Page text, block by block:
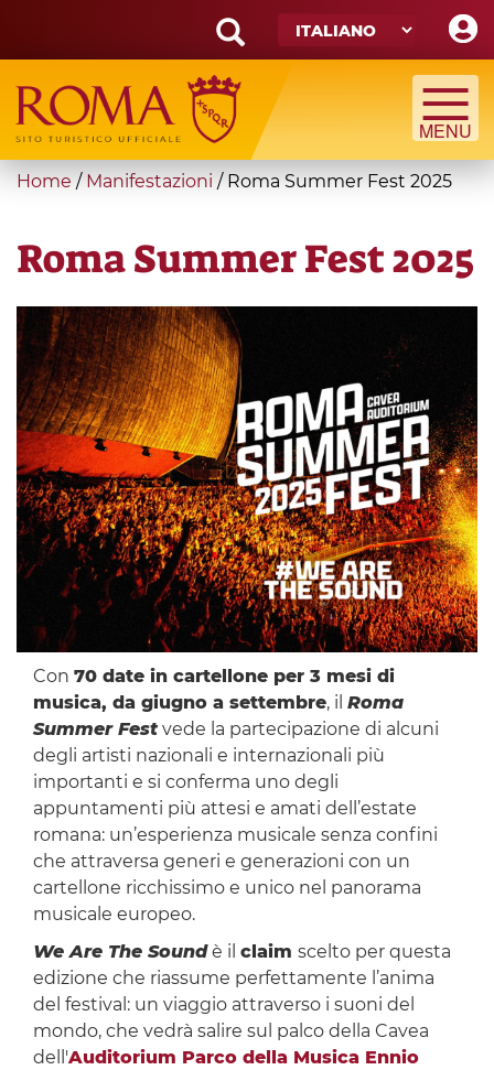
main
content
Search
form
Cerca
You
here
Home / Manifestazioni / Roma Summer Fest 2025
Roma Summer Fest 2025
Con 70 date in cartellone per 3 mesi di
musica, da giugno a settembre, il Roma
Summer Festvede la partecipazione di alcuni
degli artisti nazionali e internazionali più
importanti e si conferma uno degli
appuntamenti più attesi e amati dell’estate
romana: un’esperienza musicale senza confini
che attraversa generi e generazioni con un
cartellone ricchissimo e unico nel panorama
musicale europeo.
We Are The Soundè il claim scelto per questa
edizione che riassume perfettamente l’anima
del festival: un viaggio attraverso i suoni del
mondo, che vedrà salire sul palco della Cavea
dell'Auditorium Parco della Musica Ennio